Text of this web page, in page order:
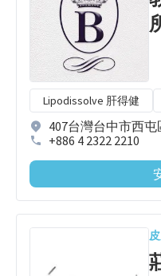
Lipodissolve 肝得健
407台灣台中市西屯
+886 4 2322 2210